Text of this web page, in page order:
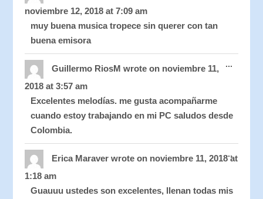
noviembre 12, 2018 at 7:09 am
muy buena musica tropece sin querer con tan
buena emisora
Guillermo RiosMwrote on noviembre 11,
2018 at 3:57 am
Excelentes melodías. me gusta acompañarme
cuando estoy trabajando en mi PC saludos desde
Colombia.
...this
Erica Maraverwrote on noviembre 11, 2018 at
1:18 am
Guauuu ustedes son excelentes, llenan todas mis
...this